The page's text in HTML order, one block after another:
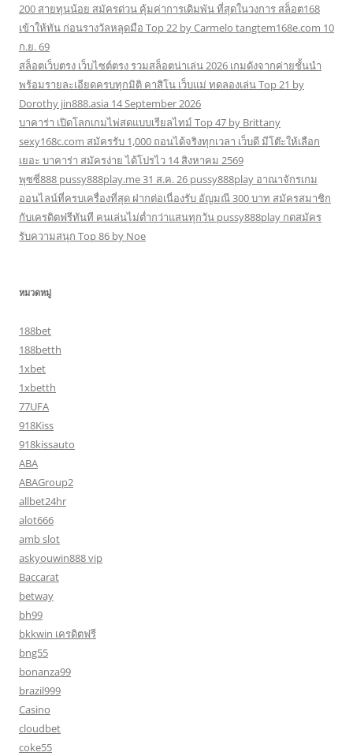
200 สายทุนน้อย สมัครด่วน คุ้มค่าการเดิมพัน ที่สุดในวงการ สล็อต168
เข้าให้ทัน ก่อนรางวัลหลุดมือ Top 22 by Carmelo tangtem168e.com 10
ก.ย. 69
สล็อตเว็บตรง เว็บไซต์ตรง รวมสล็อตน่าเล่น 2026 เกมดังจากค่ายชั้นนำ
พร้อมรายละเอียดครบทุกมิติ คาสิโน เว็บแม่ ทดลองเล่น Top 21 by
Dorothy jin888.asia 14 September 2026
บาคาร่า เปิดโลกเกมไพ่สดแบบเรียลไทม์ Top 47 by Brittany
sexy168c.com สมัครรับ 1,000 ถอนได้จริงทุกเวลา เว็บดี มีโต๊ะให้เลือก
เยอะ บาคาร่า สมัครง่าย ได้โปรไว 14 สิงหาคม 2569
พุซซี่888 pussy888play.me 31 ส.ค. 26 pussy888play อาณาจักรเกม
ออนไลน์ที่ครบเครื่องที่สุด ฝากต่อเนื่องรับ อัญมณี 300 บาท สมัครสมาชิก
กับเครดิตฟรีทันที คนเล่นไม่ต่ำกว่าแสนทุกวัน pussy888play กดสมัคร
รับความสนุก Top 86 by Noe
หมวดหมู่
188bet
188betth
1xbet
1xbetth
77UFA
918Kiss
918kissauto
ABA
ABAGroup2
allbet24hr
alot666
amb slot
askyouwin888 vip
Baccarat
betway
bh99
bkkwin เครดิตฟรี
bng55
bonanza99
brazil999
Casino
cloudbet
coke55